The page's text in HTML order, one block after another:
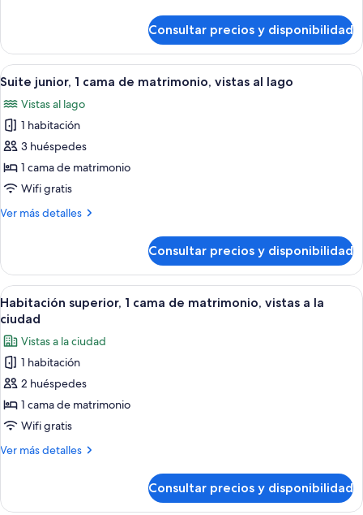
vistas
parciales
al
lago
superior,
cama
matrimonio,
vistas
parciales
al
lago
Consultar precios y disponibilidad
Abrir
todas
las
fotos
de
Suite
junior,
cama
vistas
al
lago
Una habitación de hotel con una
7
Suite junior, 1 cama de matrimonio, vistas al lago
Vistas al lago
1 habitación
3 huéspedes
1 cama de matrimonio
Wifi gratis
Ver más detalles
Más
junior,
cama
de
vistas
al
lago
Consultar precios y disponibilidad
Abrir
todas
las
fotos
de
Habitación
superior,
1
cama
vistas
Habitación de hotel con una cama
10
Habitación superior, 1 cama de matrimonio, vistas a la
ciudad
Vistas a la ciudad
1 habitación
2 huéspedes
1 cama de matrimonio
Wifi gratis
Ver más detalles
Más
superior,
Consultar precios y disponibilidad